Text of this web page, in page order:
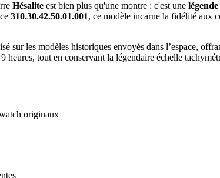
Hésalite est bien plus qu'une montre : c'est une
310.30.42.50.01.001, ce modèle incarne la fidélité aux
sur les modèles historiques envoyés dans l’espace,
heures, tout en conservant la légendaire échelle
originaux